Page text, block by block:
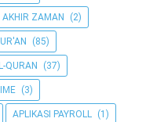
AKHIR ZAMAN (2)
(85)
QURAN (37)
(3)
APLIKASI PAYROLL (1)